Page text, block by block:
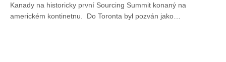
Kanady na historicky první Sourcing Summit konaný na
americkém kontinetnu. Do Toronta byl pozván jako…